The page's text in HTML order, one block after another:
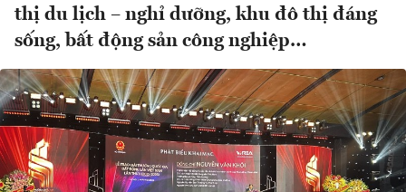
thị du lịch – nghỉ dưỡng, khu đô thị đáng
sống, bất động sản công nghiệp…